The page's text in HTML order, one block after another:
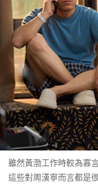
雖然黃渤工作時較為寡
這些對周漢寧而言都是